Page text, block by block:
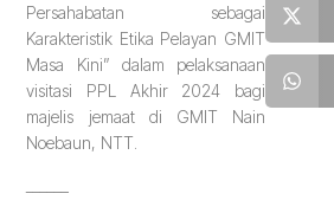
Persahabatan sebagai
Karakteristik Etika Pelayan GMIT
Masa Kini” dalam pelaksanaan
visitasi PPL Akhir 2024 bagi
majelis jemaat di GMIT Nain
Noebaun, NTT.